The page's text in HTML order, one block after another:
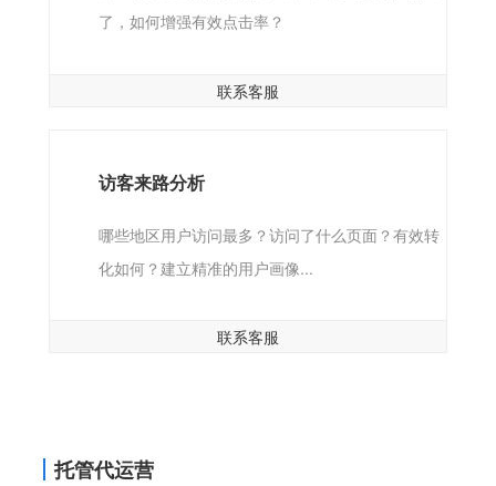
了，如何增强有效点击率？
联系客服
访客来路分析
哪些地区用户访问最多？访问了什么页面？有效转
化如何？建立精准的用户画像...
联系客服
托管代运营